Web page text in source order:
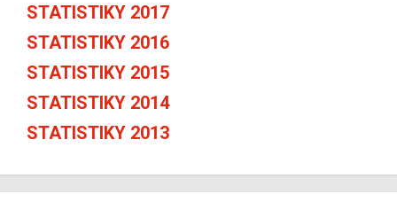
STATISTIKY 2017
STATISTIKY 2016
STATISTIKY 2015
STATISTIKY 2014
STATISTIKY 2013